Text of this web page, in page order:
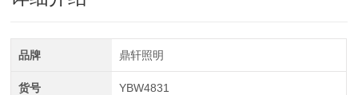
品牌 鼎轩照明
货号 YBW4831